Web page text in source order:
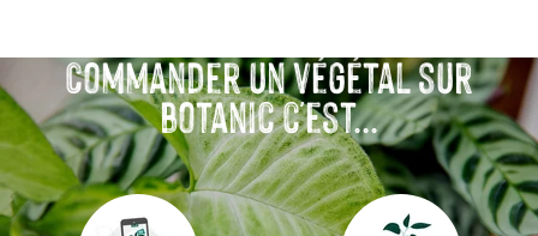
Commander un végétal sur
botanic c'est...